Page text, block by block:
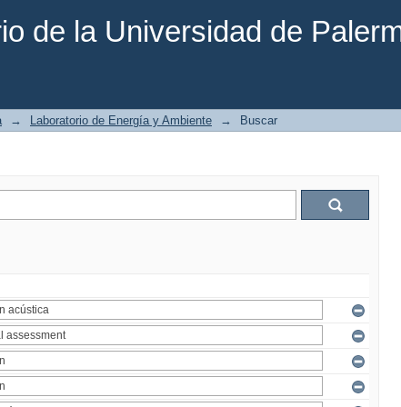
de la Universidad de
→ Laboratorio de Energía y Ambiente → Buscar